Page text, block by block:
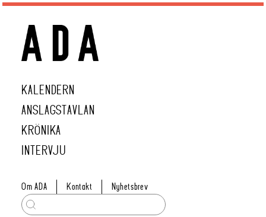
KALENDERN
ANSLAGSTAVLAN
KRÖNIKA
INTERVJU
Om ADA Kontakt Nyhetsbrev